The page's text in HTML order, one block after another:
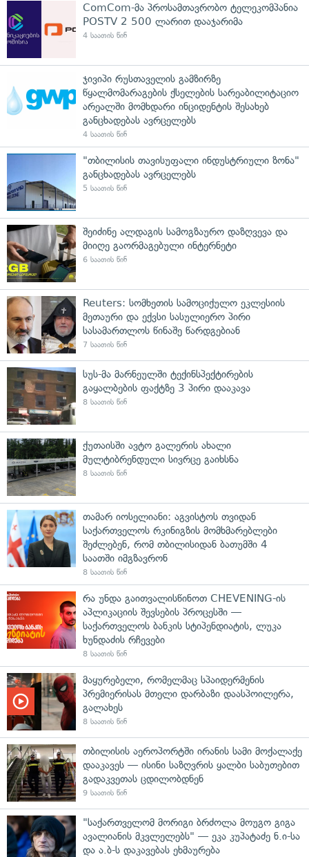
ComCom-მა პროსამთავრობო ტელეკომპანია
POSTV 2 500 ლარით დააჯარიმა
4 საათის წინ
ჯივიპი რუსთაველის გამზირზე
წყალმომარაგების ქსელების სარეაბილიტაციო
არეალში მომხდარი ინციდენტის შესახებ
განცხადებას ავრცელებს
4 საათის წინ
"თბილისის თავისუფალი ინდუსტრიული ზონა"
განცხადებას ავრცელებს
5 საათის წინ
შეიძინე ალდაგის სამოგზაურო დაზღვევა და
მიიღე გაორმაგებული ინტერნეტი
6 საათის წინ
Reuters: სომხეთის სამოციქულო ეკლესიის
მეთაური და ექვსი სასულიერო პირი
სასამართლოს წინაშე წარდგებიან
7 საათის წინ
სუს-მა მარნეულში ტექინსპექტირების
გაყალბების ფაქტზე 3 პირი დააკავა
8 საათის წინ
ქუთაისში ავტო გალერის ახალი
მულტიბრენდული სივრცე გაიხსნა
8 საათის წინ
თამარ იოსელიანი: აგვისტოს თვიდან
საქართველოს რკინიგზის მომხმარებლები
შეძლებენ, რომ თბილისიდან ბათუმში 4
საათში იმგზავრონ
8 საათის წინ
რა უნდა გაითვალისწინოთ CHEVENING-ის
აპლიკაციის შევსების პროცესში —
საქართველოს ბანკის სტიპენდიატის, ლუკა
ხუნდაძის რჩევები
8 საათის წინ
მაყურებელი, რომელმაც სპაიდერმენის
პრემიერისას მთელი დარბაზი დაასპოილერა,
გალახეს
8 საათის წინ
თბილისის აეროპორტში ირანის სამი მოქალაქე
დააკავეს — ისინი საზღვრის ყალბი საბუთებით
გადაკვეთას ცდილობდნენ
9 საათის წინ
"საქართველომ მორიგი ბრძოლა მოუგო გიგა
ავალიანის მკვლელებს" — ეკა კუპატაძე ნ.ი-სა
და ა.ბ-ს დაკავებას ეხმაურება